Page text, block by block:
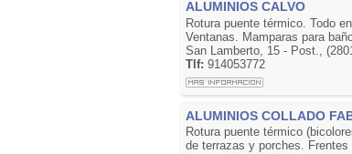
ALUMINIOS CALVO
Rotura puente térmico. Todo
Ventanas. Mamparas para
San Lamberto, 15 - Post.,
Tlf:914053772
ALUMINIOS COLLADO
Rotura puente térmico
de terrazas y porches.